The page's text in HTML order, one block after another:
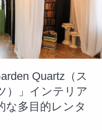
Quartz（ス
）」インテリア
な多目的レンタ